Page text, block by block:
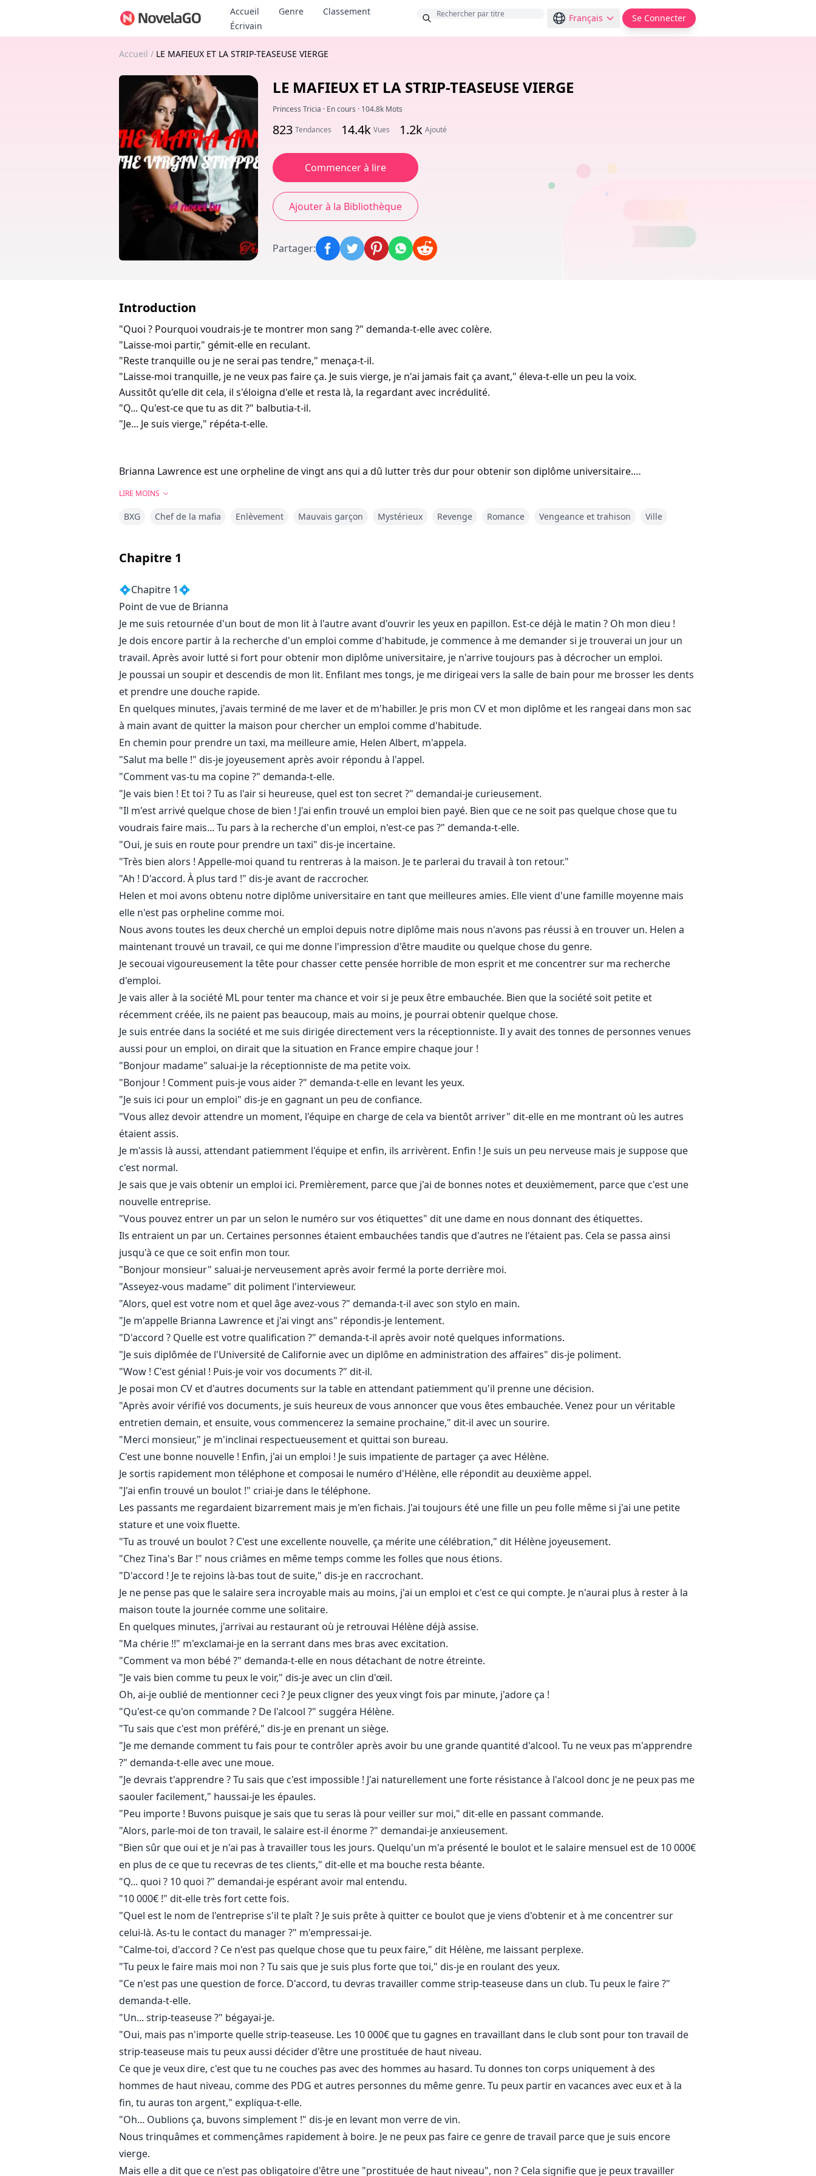
Accueil Genre
Classement
Écrivain
Bonus Français Se Connecter
Accueil / LE MAFIEUX ET LA STRIP-TEASEUSE VIERGE
LE MAFIEUX ET LA STRIP-TEASEUSE VIERGE
Princess Tricia · En cours · 104.8k Mots
823 Tendances 14.4k Vues 1.2k Ajouté
Commencer à lire
Ajouter à la Bibliothèque
Partager:
Introduction
"Quoi ? Pourquoi voudrais-je te montrer mon sang ?" demanda-t-elle avec colère.
"Laisse-moi partir," gémit-elle en reculant.
"Reste tranquille ou je ne serai pas tendre," menaça-t-il.
"Laisse-moi tranquille, je ne veux pas faire ça. Je suis vierge, je n'ai jamais fait ça avant," éleva-t-elle un peu la voix.
Aussitôt qu'elle dit cela, il s'éloigna d'elle et resta là, la regardant avec incrédulité.
"Q... Qu'est-ce que tu as dit ?" balbutia-t-il.
"Je... Je suis vierge," répéta-t-elle.
Brianna Lawrence est une orpheline de vingt ans qui a dû lutter très dur pour obtenir son diplôme universitaire.
bas.
Elle est devenue strip-teaseuse, escroquant les hommes et leur volant leur argent après les avoir drogués.
Le jour, elle est simplement une responsable des ventes, mais la nuit, elle est strip-teaseuse.
Ryan Santiago est l'une des personnes les plus riches d'Amérique. En plus d'être un PDG fortuné et un grand séducteur, il est
aussi l'un des chefs mafieux les plus impitoyables du pays.
Il n'hésite pas à ôter la vie à quelqu'un et il est très doué dans ce qu'il fait. Le jour, il est le PDG riche, aimé et envié de tous.
La nuit, il est quelqu'un d'autre. Un mafieux redoutable, craint de tous, jeunes ou vieux.
Il a croisé Brianna dans un club et a immédiatement eu envie de passer une nuit avec elle.
Les tatouages sur son corps et ses grands gardes du corps effrayants ont dit à Brianna qu'il était différent des autres
hommes qu'elle avait rencontrés.
Dans un état de dilemme, elle réfléchit à comment sortir du pétrin dans lequel elle s'était mise...
LIRE MOINS
BXG Chef de la mafia Enlèvement Mauvais garçon Mystérieux Revenge Romance Vengeance et trahison Ville
Chapitre 1
💠Chapitre 1💠
Point de vue de Brianna
Je me suis retournée d'un bout de mon lit à l'autre avant d'ouvrir les yeux en papillon. Est-ce déjà le matin ? Oh mon dieu !
Je dois encore partir à la recherche d'un emploi comme d'habitude, je commence à me demander si je trouverai un jour un
travail. Après avoir lutté si fort pour obtenir mon diplôme universitaire, je n'arrive toujours pas à décrocher un emploi.
Je poussai un soupir et descendis de mon lit. Enfilant mes tongs, je me dirigeai vers la salle de bain pour me brosser les dents
et prendre une douche rapide.
En quelques minutes, j'avais terminé de me laver et de m'habiller. Je pris mon CV et mon diplôme et les rangeai dans mon sac
à main avant de quitter la maison pour chercher un emploi comme d'habitude.
En chemin pour prendre un taxi, ma meilleure amie, Helen Albert, m'appela.
"Salut ma belle !" dis-je joyeusement après avoir répondu à l'appel.
"Comment vas-tu ma copine ?" demanda-t-elle.
"Je vais bien ! Et toi ? Tu as l'air si heureuse, quel est ton secret ?" demandai-je curieusement.
"Il m'est arrivé quelque chose de bien ! J'ai enfin trouvé un emploi bien payé. Bien que ce ne soit pas quelque chose que tu
voudrais faire mais... Tu pars à la recherche d'un emploi, n'est-ce pas ?" demanda-t-elle.
"Oui, je suis en route pour prendre un taxi" dis-je incertaine.
"Très bien alors ! Appelle-moi quand tu rentreras à la maison. Je te parlerai du travail à ton retour."
"Ah ! D'accord. À plus tard !" dis-je avant de raccrocher.
Helen et moi avons obtenu notre diplôme universitaire en tant que meilleures amies. Elle vient d'une famille moyenne mais
elle n'est pas orpheline comme moi.
Nous avons toutes les deux cherché un emploi depuis notre diplôme mais nous n'avons pas réussi à en trouver un. Helen a
maintenant trouvé un travail, ce qui me donne l'impression d'être maudite ou quelque chose du genre.
Je secouai vigoureusement la tête pour chasser cette pensée horrible de mon esprit et me concentrer sur ma recherche
d'emploi.
Je vais aller à la société ML pour tenter ma chance et voir si je peux être embauchée. Bien que la société soit petite et
récemment créée, ils ne paient pas beaucoup, mais au moins, je pourrai obtenir quelque chose.
Je suis entrée dans la société et me suis dirigée directement vers la réceptionniste. Il y avait des tonnes de personnes venues
aussi pour un emploi, on dirait que la situation en France empire chaque jour !
"Bonjour madame" saluai-je la réceptionniste de ma petite voix.
"Bonjour ! Comment puis-je vous aider ?" demanda-t-elle en levant les yeux.
"Je suis ici pour un emploi" dis-je en gagnant un peu de confiance.
"Vous allez devoir attendre un moment, l'équipe en charge de cela va bientôt arriver" dit-elle en me montrant où les autres
étaient assis.
Je m'assis là aussi, attendant patiemment l'équipe et enfin, ils arrivèrent. Enfin ! Je suis un peu nerveuse mais je suppose que
c'est normal.
Je sais que je vais obtenir un emploi ici. Premièrement, parce que j'ai de bonnes notes et deuxièmement, parce que c'est une
nouvelle entreprise.
"Vous pouvez entrer un par un selon le numéro sur vos étiquettes" dit une dame en nous donnant des étiquettes.
Ils entraient un par un. Certaines personnes étaient embauchées tandis que d'autres ne l'étaient pas. Cela se passa ainsi
jusqu'à ce que ce soit enfin mon tour.
"Bonjour monsieur" saluai-je nerveusement après avoir fermé la porte derrière moi.
"Asseyez-vous madame" dit poliment l'intervieweur.
"Alors, quel est votre nom et quel âge avez-vous ?" demanda-t-il avec son stylo en main.
"Je m'appelle Brianna Lawrence et j'ai vingt ans" répondis-je lentement.
"D'accord ? Quelle est votre qualification ?" demanda-t-il après avoir noté quelques informations.
"Je suis diplômée de l'Université de Californie avec un diplôme en administration des affaires" dis-je poliment.
"Wow ! C'est génial ! Puis-je voir vos documents ?" dit-il.
Je posai mon CV et d'autres documents sur la table en attendant patiemment qu'il prenne une décision.
"Après avoir vérifié vos documents, je suis heureux de vous annoncer que vous êtes embauchée. Venez pour un véritable
entretien demain, et ensuite, vous commencerez la semaine prochaine," dit-il avec un sourire.
"Merci monsieur," je m'inclinai respectueusement et quittai son bureau.
C'est une bonne nouvelle ! Enfin, j'ai un emploi ! Je suis impatiente de partager ça avec Hélène.
Je sortis rapidement mon téléphone et composai le numéro d'Hélène, elle répondit au deuxième appel.
"J'ai enfin trouvé un boulot !" criai-je dans le téléphone.
Les passants me regardaient bizarrement mais je m'en fichais. J'ai toujours été une fille un peu folle même si j'ai une petite
stature et une voix fluette.
"Tu as trouvé un boulot ? C'est une excellente nouvelle, ça mérite une célébration," dit Hélène joyeusement.
"Chez Tina's Bar !" nous criâmes en même temps comme les folles que nous étions.
"D'accord ! Je te rejoins là-bas tout de suite," dis-je en raccrochant.
Je ne pense pas que le salaire sera incroyable mais au moins, j'ai un emploi et c'est ce qui compte. Je n'aurai plus à rester à la
maison toute la journée comme une solitaire.
En quelques minutes, j'arrivai au restaurant où je retrouvai Hélène déjà assise.
"Ma chérie !!" m'exclamai-je en la serrant dans mes bras avec excitation.
"Comment va mon bébé ?" demanda-t-elle en nous détachant de notre étreinte.
"Je vais bien comme tu peux le voir," dis-je avec un clin d'œil.
Oh, ai-je oublié de mentionner ceci ? Je peux cligner des yeux vingt fois par minute, j'adore ça !
"Qu'est-ce qu'on commande ? De l'alcool ?" suggéra Hélène.
"Tu sais que c'est mon préféré," dis-je en prenant un siège.
"Je me demande comment tu fais pour te contrôler après avoir bu une grande quantité d'alcool. Tu ne veux pas m'apprendre
?" demanda-t-elle avec une moue.
"Je devrais t'apprendre ? Tu sais que c'est impossible ! J'ai naturellement une forte résistance à l'alcool donc je ne peux pas me
saouler facilement," haussai-je les épaules.
"Peu importe ! Buvons puisque je sais que tu seras là pour veiller sur moi," dit-elle en passant commande.
"Alors, parle-moi de ton travail, le salaire est-il énorme ?" demandai-je anxieusement.
"Bien sûr que oui et je n'ai pas à travailler tous les jours. Quelqu'un m'a présenté le boulot et le salaire mensuel est de 10 000€
en plus de ce que tu recevras de tes clients," dit-elle et ma bouche resta béante.
"Q... quoi ? 10 quoi ?" demandai-je espérant avoir mal entendu.
"10 000€ !" dit-elle très fort cette fois.
"Quel est le nom de l'entreprise s'il te plaît ? Je suis prête à quitter ce boulot que je viens d'obtenir et à me concentrer sur
celui-là. As-tu le contact du manager ?" m'empressai-je.
"Calme-toi, d'accord ? Ce n'est pas quelque chose que tu peux faire," dit Hélène, me laissant perplexe.
"Tu peux le faire mais moi non ? Tu sais que je suis plus forte que toi," dis-je en roulant des yeux.
"Ce n'est pas une question de force. D'accord, tu devras travailler comme strip-teaseuse dans un club. Tu peux le faire ?"
demanda-t-elle.
"Un... strip-teaseuse ?" bégayai-je.
"Oui, mais pas n'importe quelle strip-teaseuse. Les 10 000€ que tu gagnes en travaillant dans le club sont pour ton travail de
strip-teaseuse mais tu peux aussi décider d'être une prostituée de haut niveau.
Ce que je veux dire, c'est que tu ne couches pas avec des hommes au hasard. Tu donnes ton corps uniquement à des
hommes de haut niveau, comme des PDG et autres personnes du même genre. Tu peux partir en vacances avec eux et à la
fin, tu auras ton argent," expliqua-t-elle.
"Oh... Oublions ça, buvons simplement !" dis-je en levant mon verre de vin.
Nous trinquâmes et commençâmes rapidement à boire. Je ne peux pas faire ce genre de travail parce que je suis encore
vierge.
Mais elle a dit que ce n'est pas obligatoire d'être une "prostituée de haut niveau", non ? Cela signifie que je peux travailler